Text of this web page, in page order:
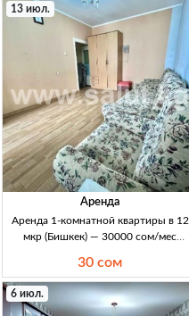
полностью с мебелью и бытовой
техникой.
13 июл.
Аренда
Аренда 1-комнатной квартиры в 12
мкр (Бишкек) — 30000 сом/мес
30000с/мес, депозит 10000с
30 сом
6 июл.